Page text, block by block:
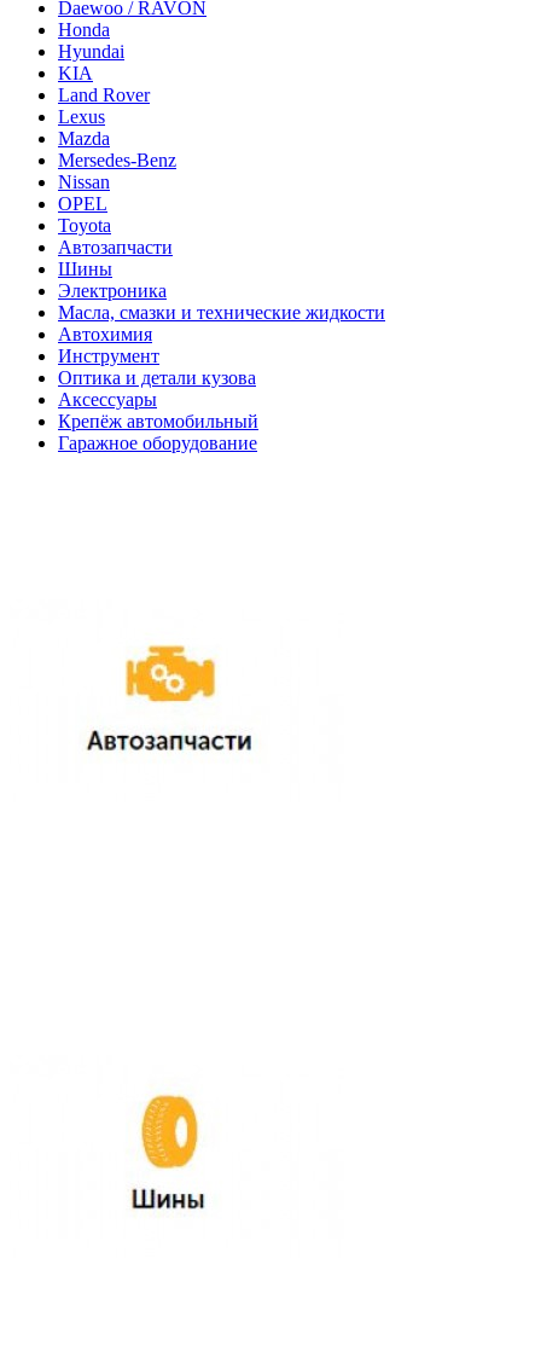
Daewoo / RAVON
Honda
Hyundai
KIA
Land Rover
Lexus
Mazda
Mersedes-Benz
Nissan
OPEL
Toyota
Автозапчасти
Шины
Электроника
Масла, смазки и технические жидкости
Автохимия
Инструмент
Оптика и детали кузова
Аксессуары
Крепёж автомобильный
Гаражное оборудование